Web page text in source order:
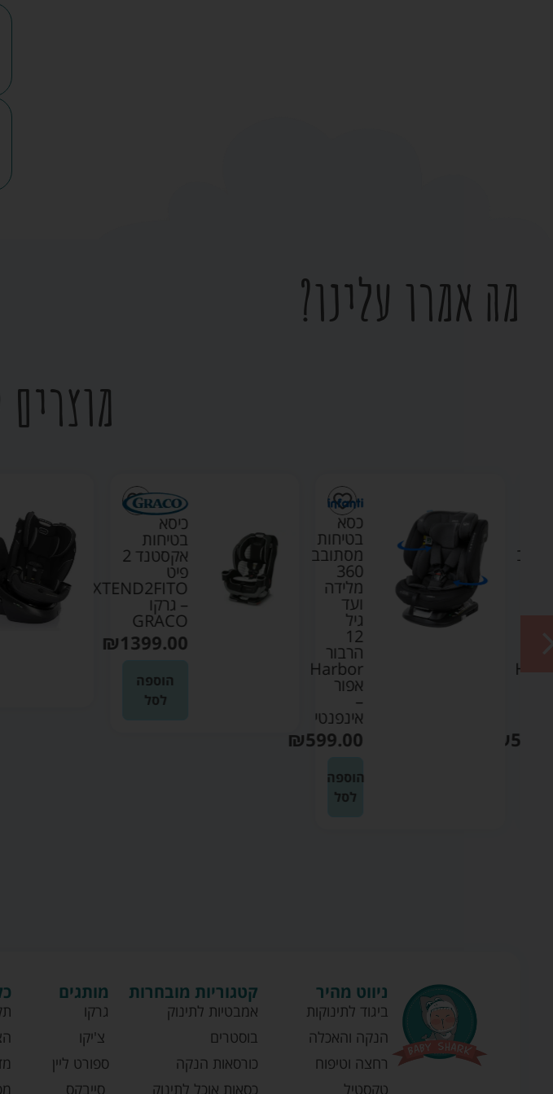
מה אמרו עלינו?
₪
כסא
בטיחות
מסתובב
360
מלידה
ועד
גיל
12
הרבור
Harbor
אפור
–
אינפנטי
₪599.00
הוספה
לסל
כיסא
בטיחות
אקסטנד 2
פיט
EXTEND2FITO
– גרקו
GRACO
₪1399.00
הוספה
לסל
ניווט מהיר
ביגוד לתינוקות
הנקה והאכלה
רחצה וטיפוח
טקסטיל
קטגוריות מובחרות
אמבטיות לתינוק
בוסטרים
כורסאות הנקה
כסאות אוכל לתינוק
מותגים
גרקו
צ'יקו
ספורט ליין
סייבקס